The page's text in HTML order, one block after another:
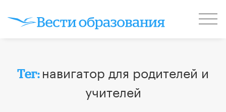
Тег: навигатор для родителей и
учителей